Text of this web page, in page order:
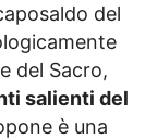
del
del Sacro,
salienti del
è una